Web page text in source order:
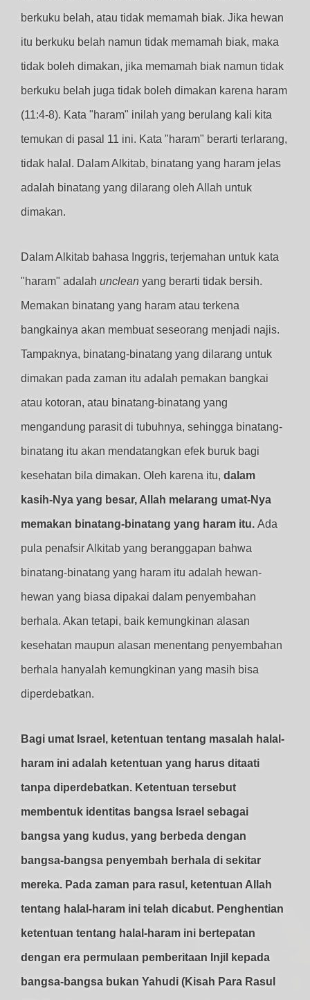
berkuku belah, atau tidak memamah biak. Jika hewan
itu berkuku belah namun tidak memamah biak, maka
tidak boleh dimakan, jika memamah biak namun tidak
berkuku belah juga tidak boleh dimakan karena haram
(11:4-8). Kata "haram" inilah yang berulang kali kita
temukan di pasal 11 ini. Kata "haram" berarti terlarang,
tidak halal. Dalam Alkitab, binatang yang haram jelas
adalah binatang yang dilarang oleh Allah untuk
dimakan.
Dalam Alkitab bahasa Inggris, terjemahan untuk kata
"haram" adalah unclean yang berarti tidak bersih.
Memakan binatang yang haram atau terkena
bangkainya akan membuat seseorang menjadi najis.
Tampaknya, binatang-binatang yang dilarang untuk
dimakan pada zaman itu adalah pemakan bangkai
atau kotoran, atau binatang-binatang yang
mengandung parasit di tubuhnya, sehingga binatang-
binatang itu akan mendatangkan efek buruk bagi
kesehatan bila dimakan. Oleh karena itu, dalam
kasih-Nya yang besar, Allah melarang umat-Nya
memakan binatang-binatang yang haram itu. Ada
pula penafsir Alkitab yang beranggapan bahwa
binatang-binatang yang haram itu adalah hewan-
hewan yang biasa dipakai dalam penyembahan
berhala. Akan tetapi, baik kemungkinan alasan
kesehatan maupun alasan menentang penyembahan
berhala hanyalah kemungkinan yang masih bisa
diperdebatkan.
Bagi umat Israel, ketentuan tentang masalah halal-
haram ini adalah ketentuan yang harus ditaati
tanpa diperdebatkan. Ketentuan tersebut
membentuk identitas bangsa Israel sebagai
bangsa yang kudus, yang berbeda dengan
bangsa-bangsa penyembah berhala di sekitar
mereka. Pada zaman para rasul, ketentuan Allah
tentang halal-haram ini telah dicabut. Penghentian
ketentuan tentang halal-haram ini bertepatan
dengan era permulaan pemberitaan Injil kepada
bangsa-bangsa bukan Yahudi (Kisah Para Rasul